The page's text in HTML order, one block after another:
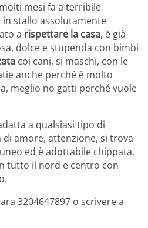
mesi fa a terribile
stallo assolutamente
a rispettare la casa, è già
dolce e stupenda con bimbi
coi cani, si maschi, con le
anche perché è molto
meglio no gatti perché vuole
a qualsiasi tipo di
amore, attenzione, si trova
ed è adottabile chippata,
tutto il nord e centro con
3204647897 o scrivere a